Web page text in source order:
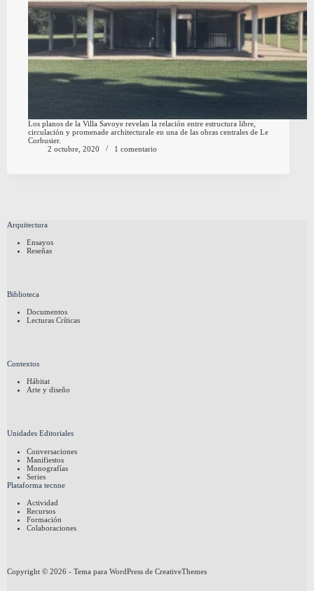
Los planos de la Villa Savoye revelan la relación entre estructura libre,
circulación y promenade architecturale en una de las obras centrales de Le
Corbusier.
2 octubre, 2020
1 comentario
Arquitectura
Ensayos
Reseñas
Biblioteca
Documentos
Lecturas Críticas
Contextos
Hábitat
Arte y diseño
Unidades Editoriales
Conversaciones
Manifiestos
Monografías
Series
Plataforma tecnne
Actividad
Recursos
Formación
Colaboraciones
Copyright © 2026 - Tema para WordPress de CreativeThemes